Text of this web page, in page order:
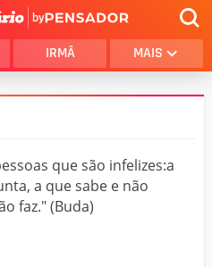
by
IRMÃ MAIS
que são infelizes:a
a que sabe e não
faz." (Buda)